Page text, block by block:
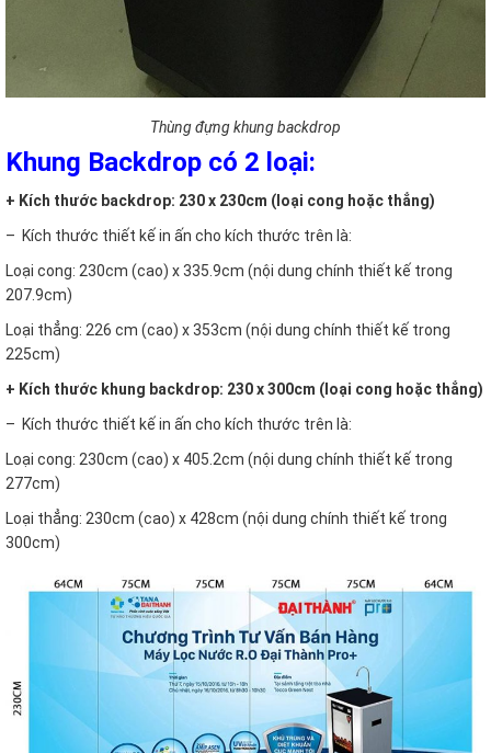
Thùng đựng khung backdrop
Khung Backdrop có 2 loại:
+ Kích thước backdrop: 230 x 230cm (loại cong hoặc thẳng)
– Kích thước thiết kế in ấn cho kích thước trên là:
Loại cong: 230cm (cao) x 335.9cm (nội dung chính thiết kế trong
207.9cm)
Loại thẳng: 226 cm (cao) x 353cm (nội dung chính thiết kế trong
225cm)
+ Kích thước khung backdrop: 230 x 300cm (loại cong hoặc thẳng)
– Kích thước thiết kế in ấn cho kích thước trên là:
Loại cong: 230cm (cao) x 405.2cm (nội dung chính thiết kế trong
277cm)
Loại thẳng: 230cm (cao) x 428cm (nội dung chính thiết kế trong
300cm)